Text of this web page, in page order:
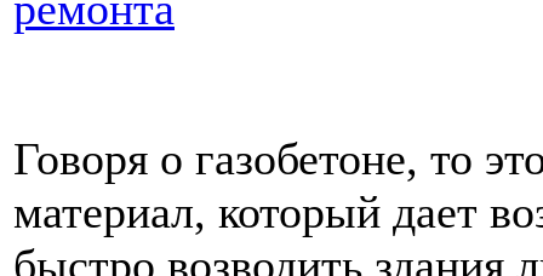
Говоря о газобетоне, то
материал, который дает
быстро возводить здания